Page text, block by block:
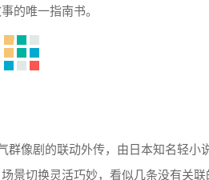
的唯一指南书。
像剧的联动外传，由日本知名轻小
景切换灵活巧妙，看似几条没有关